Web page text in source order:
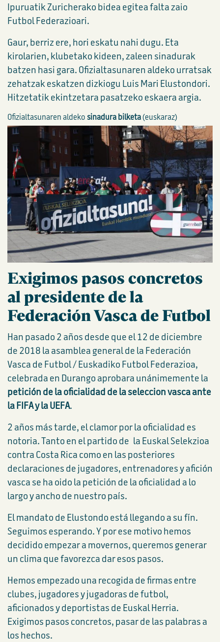
Ipuruatik Zuricherako bidea egitea falta zaio
Futbol Federazioari.
Gaur, berriz ere, hori eskatu nahi dugu. Eta
kirolarien, klubetako kideen, zaleen sinadurak
batzen hasi gara. Ofizialtasunaren aldeko urratsak
zehatzak eskatzen dizkiogu Luis Mari Elustondori.
Hitzetatik ekintzetara pasatzeko eskaera argia.
Ofizialtasunaren aldeko sinadura bilketa(euskaraz)
Exigimos pasos concretos
al presidente de la
Federación Vasca de Futbol
Han pasado 2 años desde que el 12 de diciembre
de 2018 la asamblea general de la Federación
Vasca de Futbol / Euskadiko Futbol Federazioa,
celebrada en Durango aprobara unánimemente la
petición de la oficialidad de la seleccion vasca ante
la FIFA y la UEFA.
2 años más tarde, el clamor por la oficialidad es
notoria. Tanto en el partido de la Euskal Selekzioa
contra Costa Rica como en las posteriores
declaraciones de jugadores, entrenadores y afición
vasca se ha oido la petición de la oficialidad a lo
largo y ancho de nuestro país.
El mandato de Elustondo está llegando a su fín.
Seguimos esperando. Y por ese motivo hemos
decidido empezar a movernos, queremos generar
un clima que favorezca dar esos pasos.
Hemos empezado una recogida de firmas entre
clubes, jugadores y jugadoras de futbol,
aficionados y deportistas de Euskal Herria.
Exigimos pasos concretos, pasar de las palabras a
los hechos.